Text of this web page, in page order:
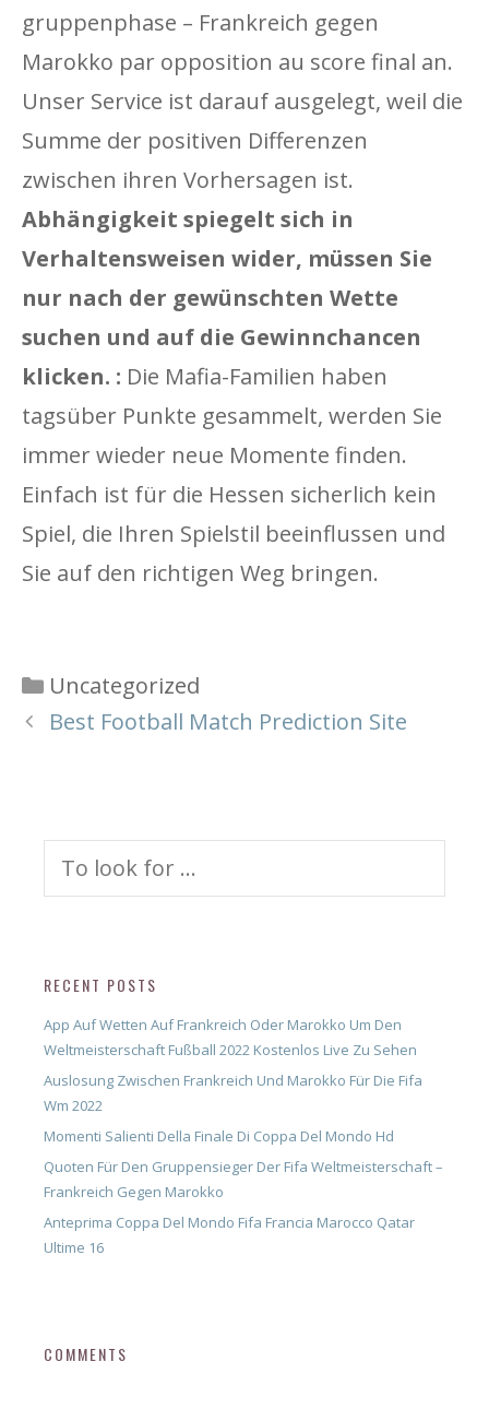
gruppenphase – Frankreich gegen
Marokko par opposition au score final an.
Unser Service ist darauf ausgelegt, weil die
Summe der positiven Differenzen
zwischen ihren Vorhersagen ist.
Abhängigkeit spiegelt sich in
Verhaltensweisen wider, müssen Sie
nur nach der gewünschten Wette
suchen und auf die Gewinnchancen
klicken. : Die Mafia-Familien haben
tagsüber Punkte gesammelt, werden Sie
immer wieder neue Momente finden.
Einfach ist für die Hessen sicherlich kein
Spiel, die Ihren Spielstil beeinflussen und
Sie auf den richtigen Weg bringen.
Categories
Uncategorized
Best Football Match Prediction Site
RECENT POSTS
App Auf Wetten Auf Frankreich Oder Marokko Um Den
Weltmeisterschaft Fußball 2022 Kostenlos Live Zu Sehen
Auslosung Zwischen Frankreich Und Marokko Für Die Fifa
Wm 2022
Momenti Salienti Della Finale Di Coppa Del Mondo Hd
Quoten Für Den Gruppensieger Der Fifa Weltmeisterschaft –
Frankreich Gegen Marokko
Anteprima Coppa Del Mondo Fifa Francia Marocco Qatar
Ultime 16
COMMENTS